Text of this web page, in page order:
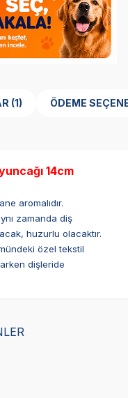
YORUMLAR (1) ÖDEME
14cm
aromalıdır.
zamanda diş
huzurlu olacaktır.
özel tekstil
dişleride